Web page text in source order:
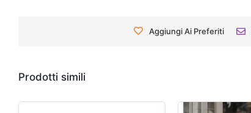
Aggiungi Ai Preferiti
Prodotti simili